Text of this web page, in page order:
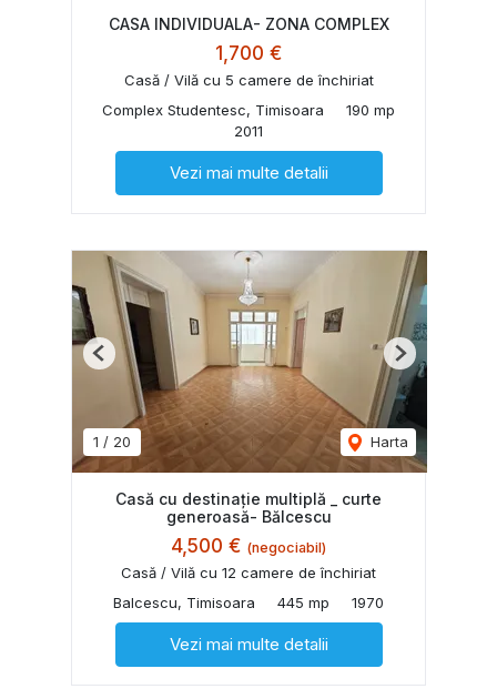
CASA INDIVIDUALA- ZONA COMPLEX
1,700 €
Casă / Vilă cu 5 camere de închiriat
Complex Studentesc, Timisoara
190 mp
2011
Vezi mai multe detalii
1 / 20 Harta
Previous Next
Casă cu destinație multiplă _ curte
generoasă- Bălcescu
4,500 € (negociabil)
Casă / Vilă cu 12 camere de închiriat
Balcescu, Timisoara
445 mp 1970
Vezi mai multe detalii